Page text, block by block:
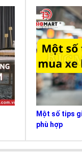
Một số tips
phù hợp